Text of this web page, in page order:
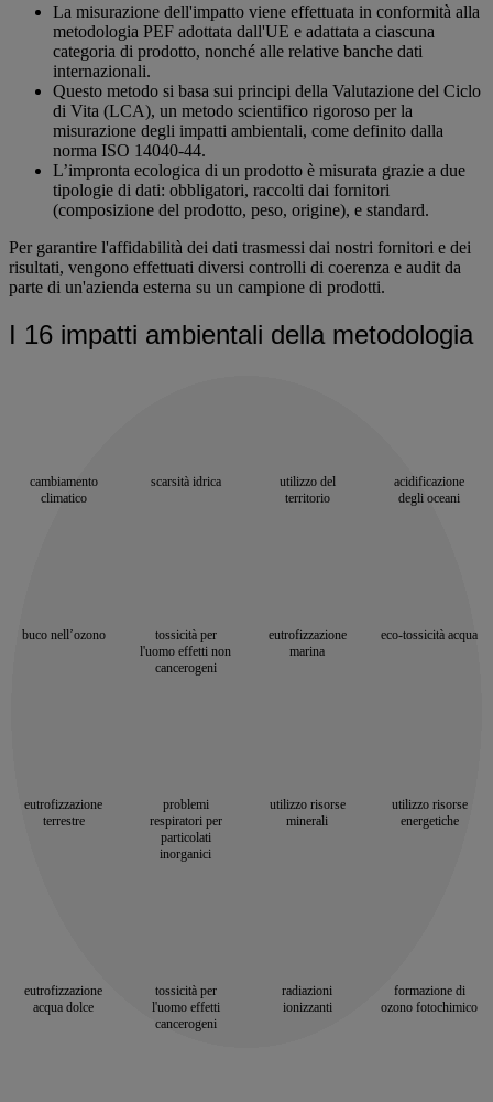
La misurazione dell'impatto viene effettuata in conformità alla
metodologia PEF adottata dall'UE e adattata a ciascuna
categoria di prodotto, nonché alle relative banche dati
internazionali.
Questo metodo si basa sui principi della Valutazione del Ciclo
di Vita (LCA), un metodo scientifico rigoroso per la
misurazione degli impatti ambientali, come definito dalla
norma ISO 14040-44.
L’impronta ecologica di un prodotto è misurata grazie a due
tipologie di dati: obbligatori, raccolti dai fornitori
(composizione del prodotto, peso, origine), e standard.
Per garantire l'affidabilità dei dati trasmessi dai nostri fornitori e dei
risultati, vengono effettuati diversi controlli di coerenza e audit da
parte di un'azienda esterna su un campione di prodotti.
I 16 impatti ambientali della metodologia
cambiamento
climatico
scarsità idrica
utilizzo del
territorio
acidificazione
degli oceani
buco nell’ozono
tossicità per
l'uomo effetti non
cancerogeni
eutrofizzazione
marina
eco-tossicità acqua
eutrofizzazione
terrestre
problemi
respiratori per
particolati
inorganici
utilizzo risorse
minerali
utilizzo risorse
energetiche
eutrofizzazione
acqua dolce
tossicità per
l'uomo effetti
cancerogeni
radiazioni
ionizzanti
formazione di
ozono fotochimico